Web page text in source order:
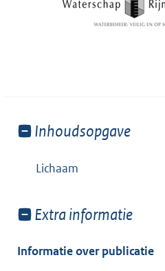
Toon
van:
Inhoudsopgave
Lichaam
Toon
van:
Extra informatie
Informatie over publicatie